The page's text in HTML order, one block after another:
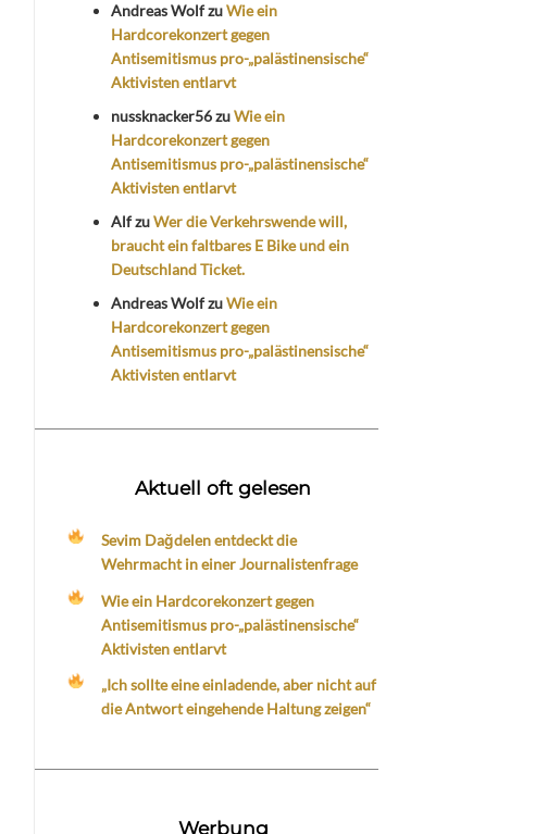
Andreas WolfzuWie ein
Hardcorekonzert gegen
Antisemitismus pro-„palästinensische“
Aktivisten entlarvt
nussknacker56zuWie ein
Hardcorekonzert gegen
Antisemitismus pro-„palästinensische“
Aktivisten entlarvt
AlfzuWer die Verkehrswende will,
braucht ein faltbares E Bike und ein
Deutschland Ticket.
Andreas WolfzuWie ein
Hardcorekonzert gegen
Antisemitismus pro-„palästinensische“
Aktivisten entlarvt
Aktuell oft gelesen
Sevim Dağdelen entdeckt die
Wehrmacht in einer Journalistenfrage
Wie ein Hardcorekonzert gegen
Antisemitismus pro-„palästinensische“
Aktivisten entlarvt
„Ich sollte eine einladende, aber nicht auf
die Antwort eingehende Haltung zeigen“
Werbung